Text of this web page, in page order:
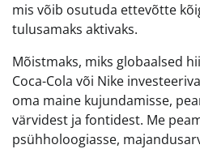
mis võib osutuda ettevõtte
tulusamaks aktivaks.
Mõistmaks, miks globaalsed
Coca-Cola või Nike
oma maine kujundamisse,
värvidest ja fontidest. Me
psühholoogiasse,